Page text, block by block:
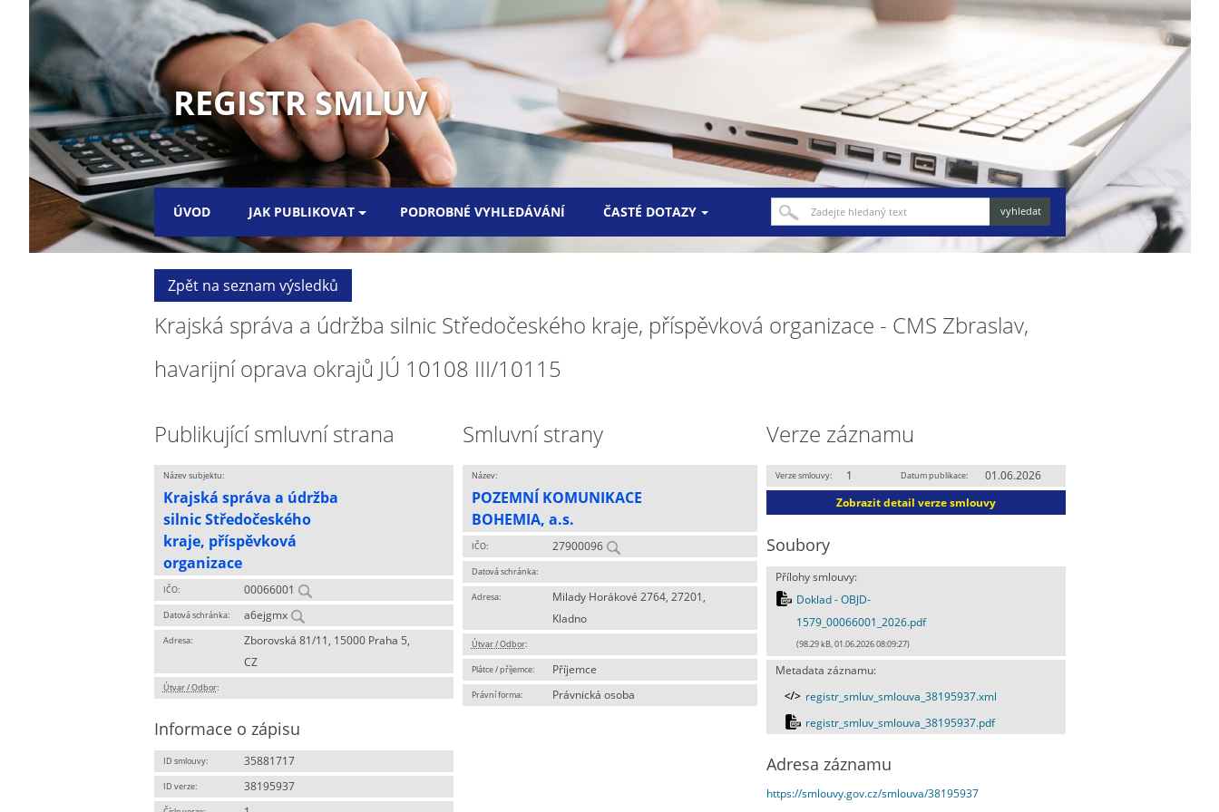
REGISTR SMLUV
ÚVOD JAK PUBLIKOVAT PODROBNÉ VYHLEDÁVÁNÍ ČASTÉ DOTAZY
Zpět na seznam výsledků
Krajská správa a údržba silnic Středočeského kraje, příspěvková organizace - CMS Zbraslav,
havarijní oprava okrajů JÚ 10108 III/10115
Publikující smluvní strana
Název subjektu:
Krajská správa a údržba
silnic Středočeského
kraje, příspěvková
organizace
IČO: 00066001
Datová schránka: a6ejgmx
Adresa:
Zborovská 81/11, 15000 Praha 5,
CZ
Útvar / Odbor:
Informace o zápisu
ID smlouvy: 35881717
ID verze: 38195937
Smluvní strany
Název:
POZEMNÍ KOMUNIKACE
BOHEMIA, a.s.
IČO: 27900096
Datová schránka:
Adresa:
Milady Horákové 2764, 27201,
Kladno
Útvar / Odbor:
Plátce / příjemce: Příjemce
Právní forma: Právnická osoba
Verze záznamu
Verze smlouvy: 1 Datum publikace:
01.06.2026
Zobrazit detail verze smlouvy
Soubory
Přílohy smlouvy:
Doklad - OBJD-
1579_00066001_2026.pdf
(98.29 kB, 01.06.2026 08:09:27)
Metadata záznamu:
registr_smluv_smlouva_38195937.xml
registr_smluv_smlouva_38195937.pdf
Adresa záznamu
https://smlouvy.gov.cz/smlouva/38195937